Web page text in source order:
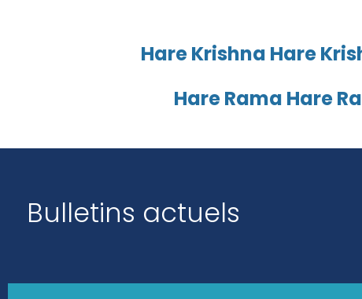
Hare Krishna Hare
Hare Rama Hare
Bulletins actuels